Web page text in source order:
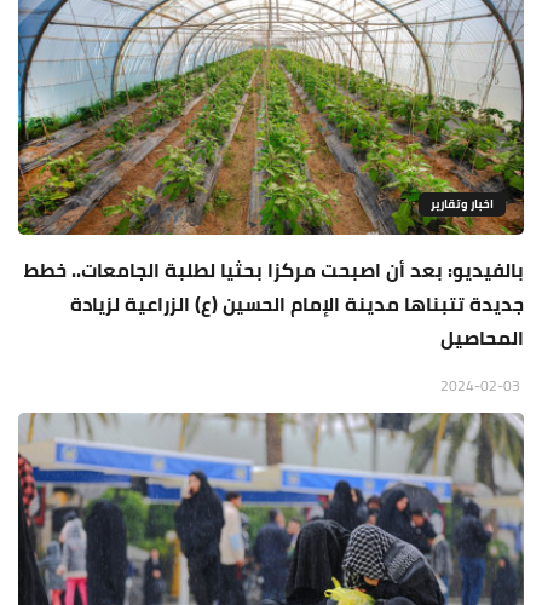
اخبار وتقارير
بالفيديو: بعد أن اصبحت مركزا بحثيا لطلبة الجامعات.. خطط
جديدة تتبناها مدينة الإمام الحسين (ع) الزراعية لزيادة
المحاصيل